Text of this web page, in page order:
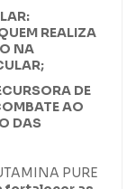
REALIZA
NA
DE
AO
DAS
PURE